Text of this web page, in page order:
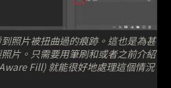
照片被扭曲過的痕跡。這也是為甚
片。只需要用筆刷和或者之前介紹
Fill) 就能很好地處理這個情況